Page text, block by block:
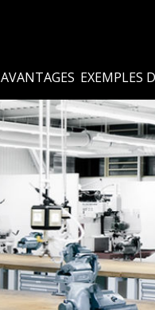
AVANTAGES EXEMPLES